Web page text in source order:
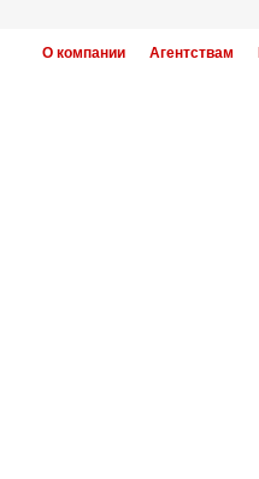
О компании Агентствам